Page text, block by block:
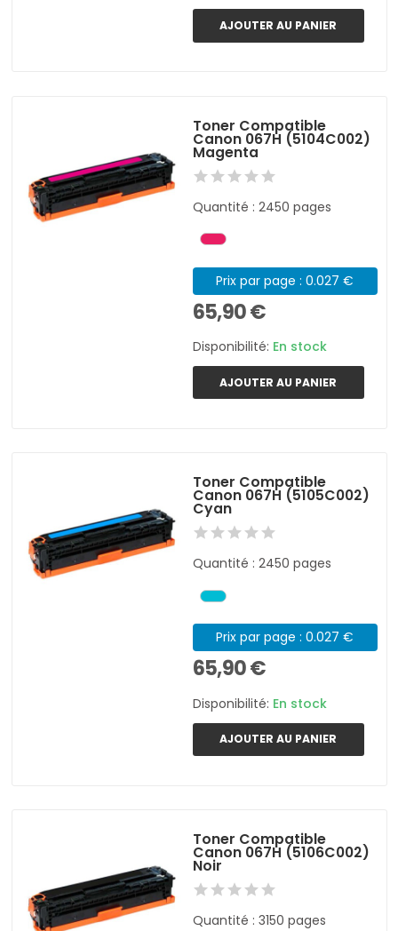
AJOUTER AU PANIER
Toner Compatible
Canon 067H (5104C002)
Magenta
Quantité : 2450 pages
Prix par page : 0.027 €
65,90 €
Disponibilité: En stock
AJOUTER AU PANIER
Toner Compatible
Canon 067H (5105C002)
Cyan
Quantité : 2450 pages
Prix par page : 0.027 €
65,90 €
Disponibilité: En stock
AJOUTER AU PANIER
Toner Compatible
Canon 067H (5106C002)
Noir
Quantité : 3150 pages